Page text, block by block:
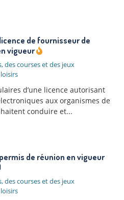
de fournisseur de
vigueur
des courses et des jeux
d’une licence autorisant
aux organismes de
conduire et...
de réunion en vigueur
des courses et des jeux